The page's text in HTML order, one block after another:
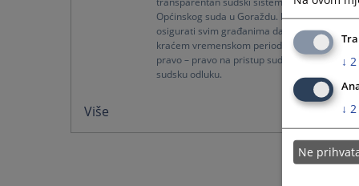
Općinskog suda u Goraždu. Njegova misija je
osigurati svim građanima da što brže, u što
kraćem vremenskom periodu, ostvare svoje
pravo – pravo na pristup sudu i kvalitetnu
sudsku odluku.
Više
↓ 2
↓ 2
Ne